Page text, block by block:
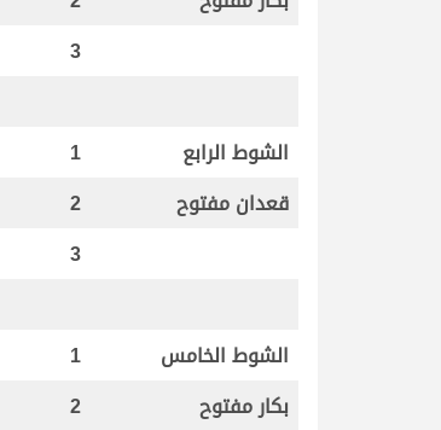
3
الشوط الرابع 1
قعدان مفتوح
2
3
الشوط الخامس 1
بكار مفتوح
2